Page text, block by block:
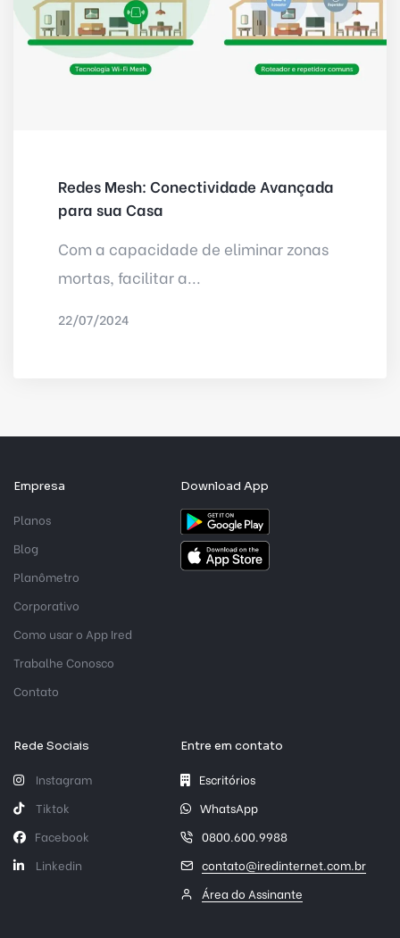
Redes Mesh: Conectividade Avançada
para sua Casa
Com a capacidade de eliminar zonas
mortas, facilitar a...
22/07/2024
Empresa
Planos
Blog
Planômetro
Corporativo
Como usar o App Ired
Trabalhe Conosco
Contato
Download App
Rede Sociais
Instagram
Tiktok
Facebook
Linkedin
Entre em contato
Escritórios
WhatsApp
0800.600.9988
contato@iredinternet.com.br
Área do Assinante